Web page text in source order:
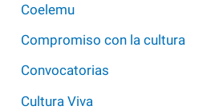
Coelemu
Compromiso con la cultura
Convocatorias
Cultura Viva